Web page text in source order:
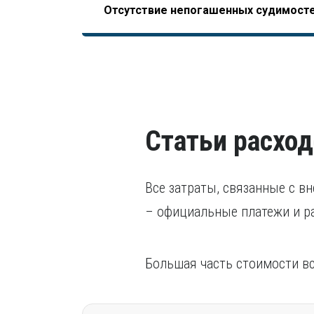
НОСТРОЙ, допускающего начало отсчета
последних пяти лет.
Отсутствие непогашенных
В том числе, уголовного преследования.
Статьи
Все затраты, связанные с
– официальные платежи и
Большая часть стоимости